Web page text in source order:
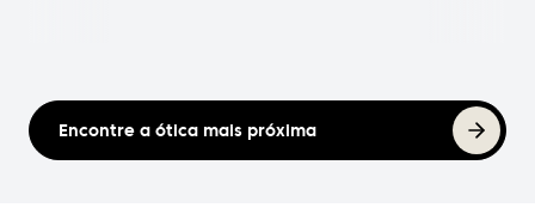
Encontre a ótica mais próxima